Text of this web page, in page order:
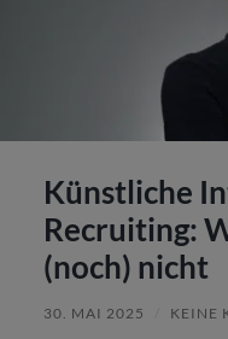
Künstliche
Recruiting:
(noch) nicht
30. MAI 2025 KEINE